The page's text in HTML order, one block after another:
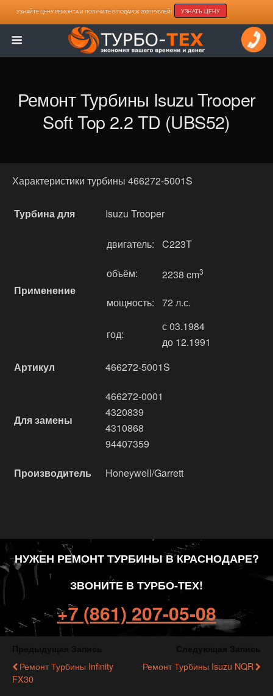
УЗНАЙТЕ ЦЕНУ РЕМОНТА И ПОЛУЧИТЕ В ПОДАРОК 2000 РУБЛЕЙ! УЗНАТЬ ЦЕНУ
Ремонт Турбины Isuzu Trooper
Soft Top 2.2 TD (UBS52)
Характеристики турбины 466272-5001S
Турбина для Isuzu Trooper
Применение
двигатель: C223T
объём: 2238 cm3
мощность: 72 л.с.
год:
с 03.1984
до 12.1991
Артикул
466272-5001S
Для замены
466272-0001
4320839
4310868
94407359
Производитель Honeywell/Garrett
НУЖЕН РЕМОНТ ТУРБИНЫ В КРАСНОДАРЕ?
ЗВОНИТЕ В ТУРБО-ТЕХ!
+7 (861) 207-05-08
Ремонт Турбины Infinity
FX30
Ремонт Турбины Isuzu NQR